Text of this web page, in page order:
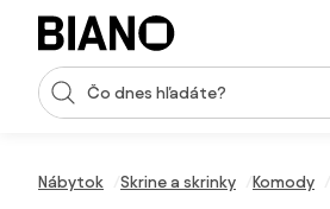
Preskočiť navigáciu, prejsť na obsah
Vstup pre vyhľadávanie
Nábytok Skrine a skrinky Komody